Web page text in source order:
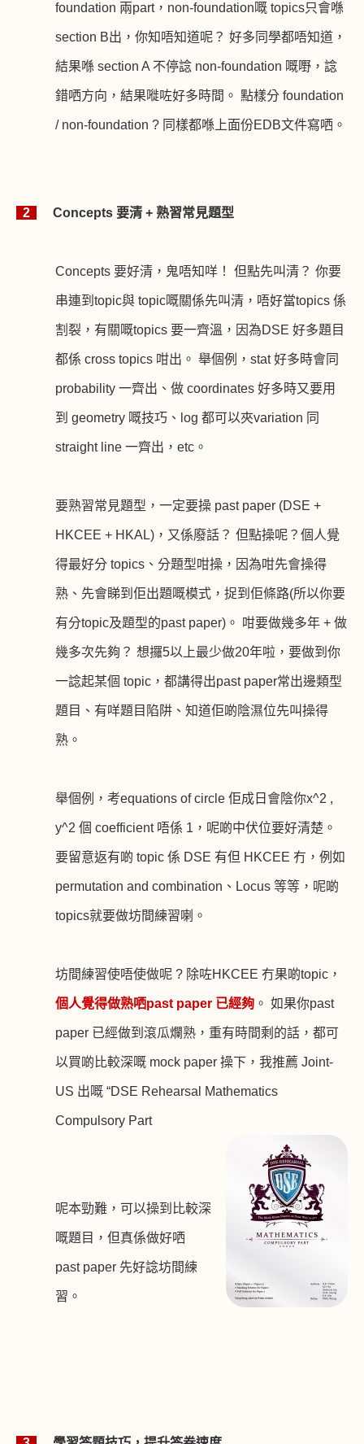
foundation 兩part， non-foundation嘅 topics只會喺
section B出，你知唔知道呢？ 好多同學都唔知道，
結果喺 section A 不停諗 non-foundation 嘅嘢，諗
錯哂方向，結果嘥咗好多時間。 點樣分 foundation
/ non-foundation ? 同樣都喺上面份EDB文件寫哂。
2 Concepts 要清 + 熟習常見題型
Concepts 要好清，鬼唔知咩！ 但點先叫清？ 你要
串連到 topic與 topic嘅關係先叫清，唔好當topics 係
割裂，有關嘅topics 要一齊溫，因為DSE 好多題目
都係 cross topics 咁出。 舉個例， stat好多時會同
probability 一齊出、做 coordinates 好多時又要用
到 geometry 嘅技巧、 log 都可以夾variation 同
straight line 一齊出， etc 。
要熟習常見題型，一定要操 past paper (DSE +
HKCEE + HKAL) ，又係廢話？ 但點操呢？個人覺
得最好分 topics 、分題型咁操，因為咁先會操得
熟、先會睇到佢出題嘅模式，捉到佢條路(所以你要
有分topic及題型的past paper) 。 咁要做幾多年 + 做
幾多次先夠？ 想攞5以上最少做20年啦，要做到你
一諗起某個 topic ，都講得出past paper常出邊類型
題目、有咩題目陷阱、知道佢啲陰濕位先叫操得
熟。
舉個例，考equations of circle 佢成日會陰你x^2 ,
y^2 個 coefficient 唔係 1 ，呢啲中伏位要好清楚。
要留意返有啲 topic 係 DSE 有但 HKCEE 冇，例如
permutation and combination 、 Locus 等等，呢啲
topics就要做坊間練習喇。
坊間練習使唔使做呢 ? 除咗HKCEE 冇果啲topic ，
個人覺得做熟哂past paper 已經夠 。 如果你past
paper 已經做到滾瓜爛熟，重有時間剩的話，都可
以買啲比較深嘅 mock paper 操下，我推薦 Joint-
US 出嘅 “DSE Rehearsal Mathematics
Compulsory Part
呢本勁難，可以操到比較深
嘅題目，但真係做好哂
past paper 先好諗坊間練
習。